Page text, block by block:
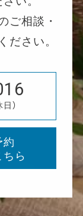
ご相談・
さい。
）
ら